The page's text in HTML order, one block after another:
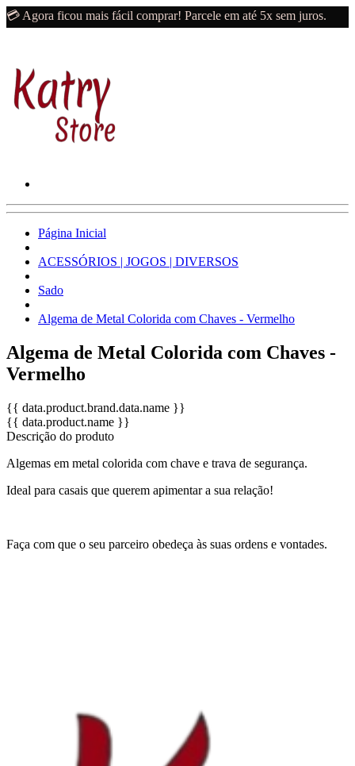
💳 Agora ficou mais fácil comprar! Parcele em até 5x sem juros.
Página Inicial
ACESSÓRIOS | JOGOS | DIVERSOS
Sado
Algema de Metal Colorida com Chaves - Vermelho
Algema de Metal Colorida com Chaves -
Vermelho
{{ data.product.brand.data.name }}
{{ data.product.name }}
Descrição do produto
Algemas em metal colorida com chave e trava de segurança.
Ideal para casais que querem apimentar a sua relação!
Faça com que o seu parceiro obedeça às suas ordens e vontades.